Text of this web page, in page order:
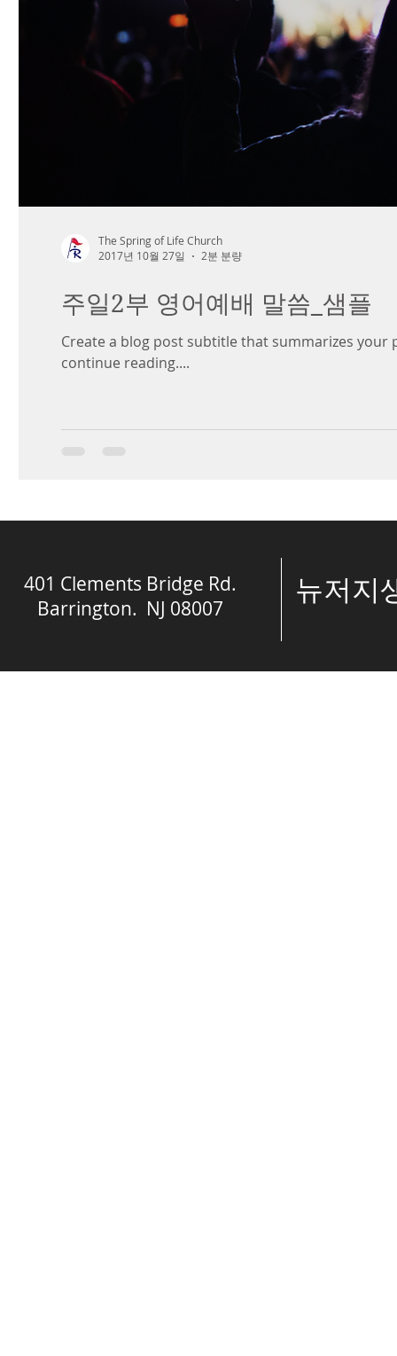
주일2부 영어예배 말씀_샘플
Create a blog post subtitle that summarizes
continue reading....
The Spring of Life Church
2017년 10월 27일
2분 분량
뉴저지
401 Clements Bridge Rd.
Barrington. NJ 08007